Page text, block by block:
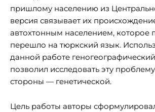
пришлому населению из
версия связывает их
автохтонным населением, которое
перешло на тюркский язык.
данной работе
позволил исследовать эту
стороны — генетической.
Цель работы авторы